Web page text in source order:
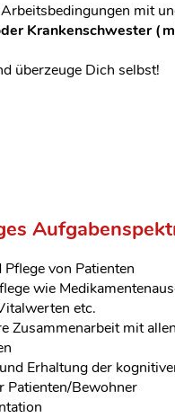
mit
Krankenschwester
überzeuge Dich selbst!
von Patienten
wie
etc.
Zusammenarbeit mit allen
Erhaltung der
Patienten/Bewohner